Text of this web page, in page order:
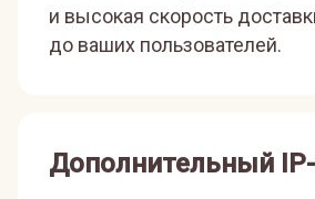
и высокая скорость
до ваших пользователей.
Дополнительный